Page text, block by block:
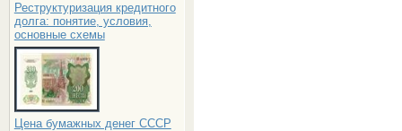
Реструктуризация кредитного
долга: понятие, условия,
основные схемы
Цена бумажных денег СССР